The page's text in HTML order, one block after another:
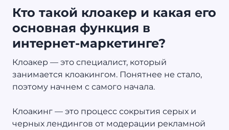
Кто такой клоакер и какая его
основная функция в
интернет-маркетинге?
Клоакер — это специалист, который
занимается клоакингом. Понятнее не стало,
поэтому начнем с самого начала.
Клоакинг — это процесс сокрытия серых и
черных лендингов от модерации рекламной